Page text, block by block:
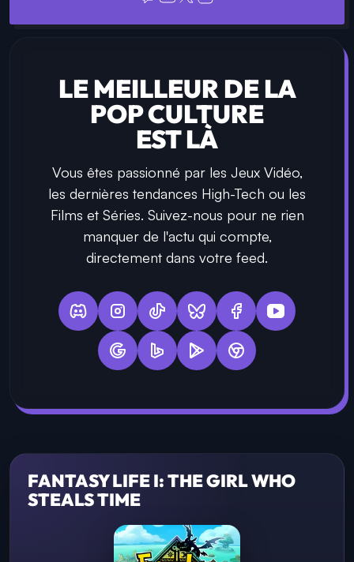
LE MEILLEUR DE LA
POP CULTURE
EST LÀ
Vous êtes passionné par les Jeux Vidéo,
les dernières tendances High-Tech ou les
Films et Séries. Suivez-nous pour ne rien
manquer de l'actu qui compte,
directement dans votre feed.
FANTASY LIFE I: THE GIRL WHO
STEALS TIME